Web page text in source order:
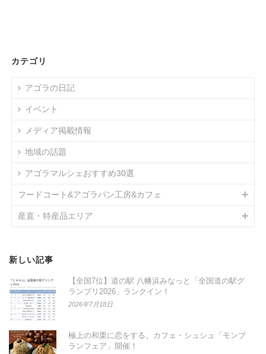
カテゴリ
アゴラの日記
イベント
メディア掲載情報
地域の話題
アゴラマルシェおすすめ30選
フードコート&アゴラパン工房&カフェ
産直・特産品エリア
新しい記事
【全国7位】道の駅 八幡浜みなっと「全国道の駅グ
ランプリ2026」ランクイン！
2026年7月18日
極上の和栗に恋をする。カフェ・シュシュ「モンブ
ランフェア」開催！